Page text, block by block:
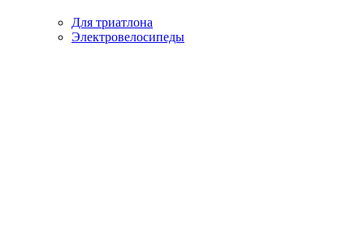
Для триатлона
Электровелосипеды